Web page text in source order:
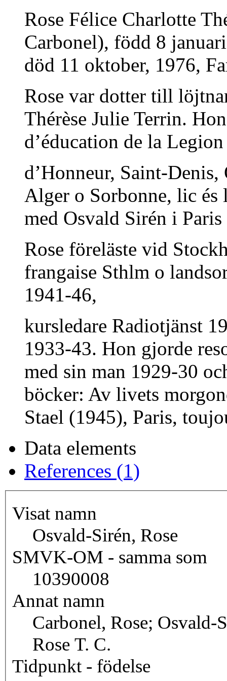
Rose Félice Charlotte
Carbonel), född 8
död 11 oktober, 1976,
Rose var dotter till
Thérèse Julie Terrin.
d’éducation de la Legion
d’Honneur, Saint-
Alger o Sorbonne, lic és
med Osvald Sirén i
Rose föreläste vid
frangaise Sthlm o
1941-46,
kursledare Radiotjänst
1933-43. Hon gjorde
med sin man 1929-30
böcker: Av livets
Stael (1945), Paris,
Data elements
References (1)
Visat namn
Osvald-Sirén, Rose
SMVK-OM - samma som
10390008
Annat namn
Carbonel, Rose; Osvald-
Rose T. C.
Tidpunkt - födelse